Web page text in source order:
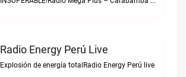
Radio Energy Perú Live
Explosión de energía totalRadio Energy Perú live